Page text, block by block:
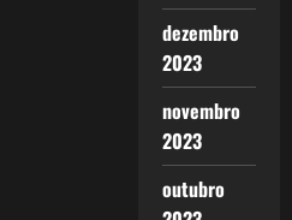
dezembro
2023
novembro
2023
outubro